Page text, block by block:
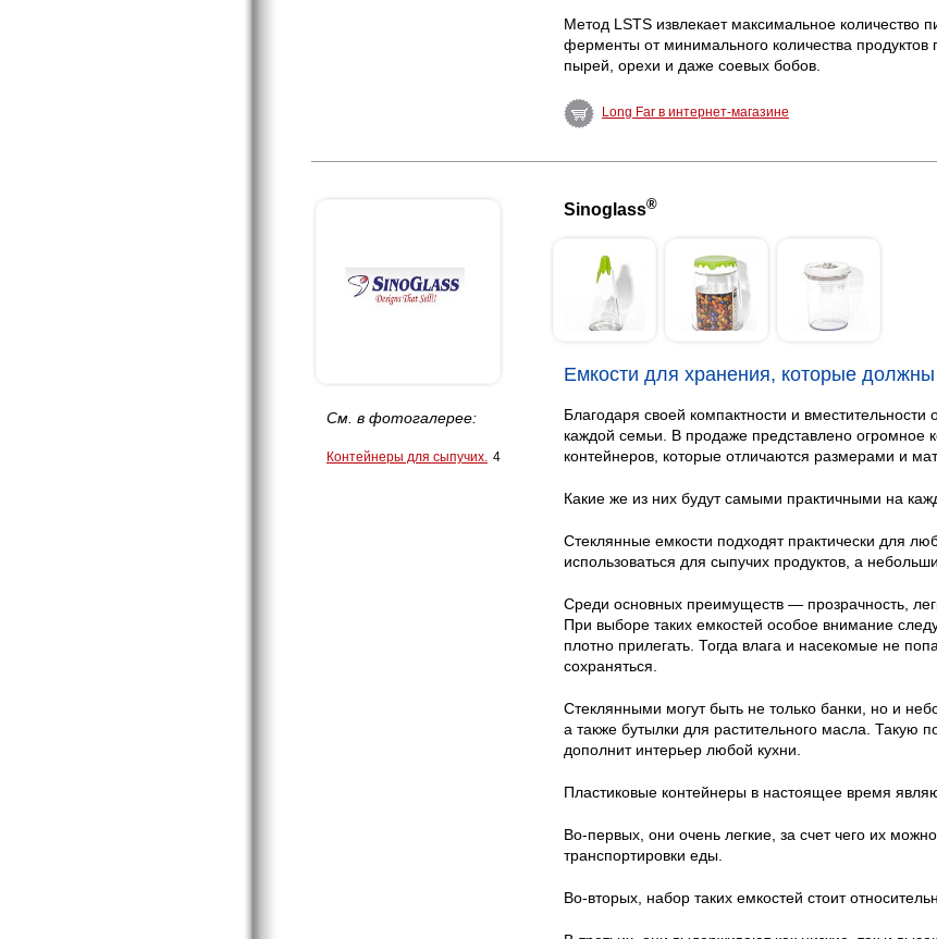
Метод LSTS извлекает максимальное количество
ферменты от минимального количества продуктов
пырей, орехи и даже соевых бобов.
Long Far в интернет-магазине
См. в фотогалерее:
Контейнеры для сыпучих. 4
Sinoglass®
Емкости для хранения, которые
Благодаря своей компактности и вместительности
каждой семьи. В продаже представлено огромное
контейнеров, которые отличаются размерами и
Какие же из них будут самыми практичными на
Стеклянные емкости подходят практически для
использоваться для сыпучих продуктов, а
Среди основных преимуществ — прозрачность,
При выборе таких емкостей особое внимание
плотно прилегать. Тогда влага и насекомые не
сохраняться.
Стеклянными могут быть не только банки, но и
а также бутылки для растительного масла. Такую
дополнит интерьер любой кухни.
Пластиковые контейнеры в настоящее время
Во-первых, они очень легкие, за счет чего их
транспортировки еды.
Во-вторых, набор таких емкостей стоит